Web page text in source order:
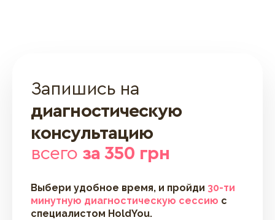
Запишись на
диагностическую
консультацию
всего за 350 грн
Выбери удобное время, и пройди 30-ти
минутную диагностическую сессию с
специалистом HoldYou.